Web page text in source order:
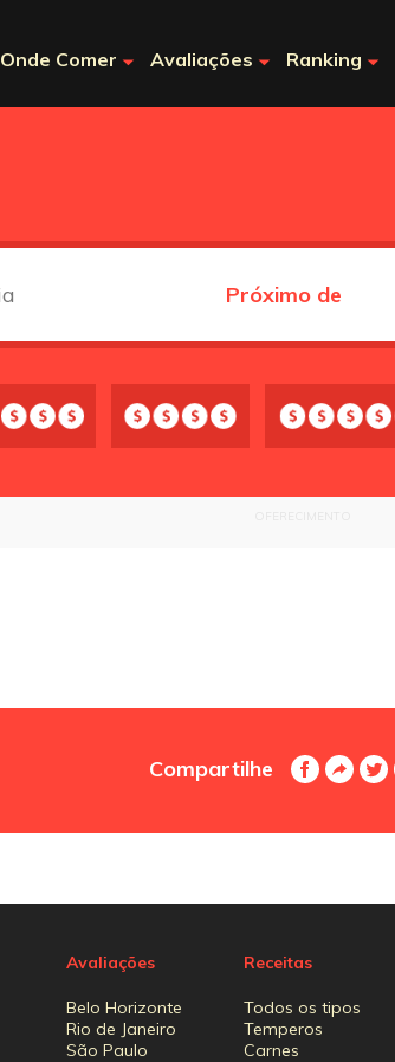
Onde Comer Avaliações Ranking
Próximo de
Compartilhe
Avaliações
Belo Horizonte
Rio de Janeiro
São Paulo
Receitas
Todos os tipos
Temperos
Carnes